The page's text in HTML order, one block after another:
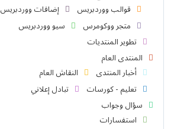
قوالب ووردبريس
إضافات ووردبريس
متجر ووكومرس
سيو ووردبريس
تطوير المنتديات
المنتدى العام
أخبار المنتدى
النقاش العام
تعليم - كورسات
تبادل إعلاني
سؤال وجواب
استفسارات